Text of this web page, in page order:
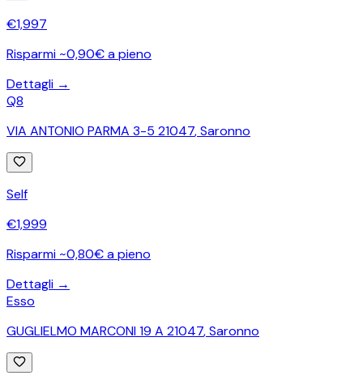
€1,997
Risparmi ~0,90€ a pieno
Dettagli →
Q8
VIA ANTONIO PARMA 3-5 21047,Saronno
Self
€1,999
Risparmi ~0,80€ a pieno
Dettagli →
Esso
GUGLIELMO MARCONI 19 A 21047,Saronno